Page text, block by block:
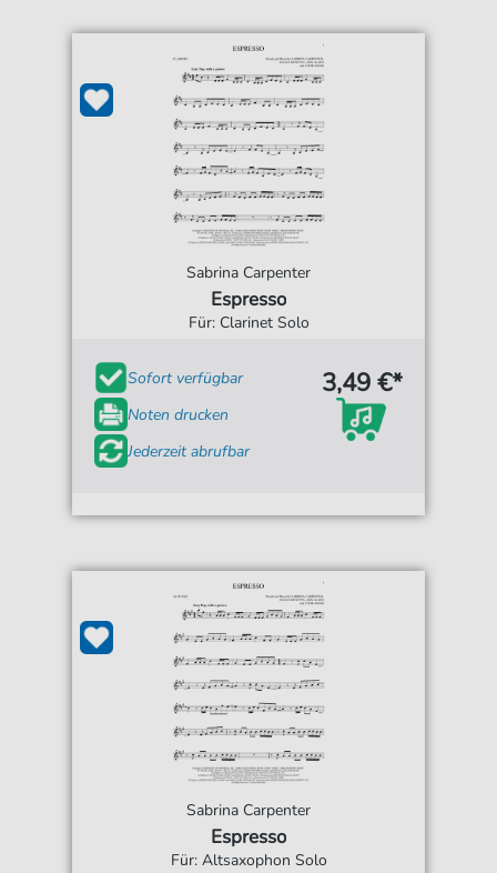
Sabrina Carpenter
Espresso
Für: Clarinet Solo
Sofort verfügbar
Noten drucken
Jederzeit abrufbar
3,49 €*
Sabrina Carpenter
Espresso
Für: Altsaxophon Solo